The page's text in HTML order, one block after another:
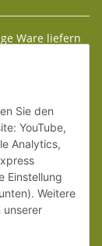
Ware liefern
Warenwert
unserenLiefer-
Sie den
YouTube,
Analytics,
Einstellung
Weitere
unserer